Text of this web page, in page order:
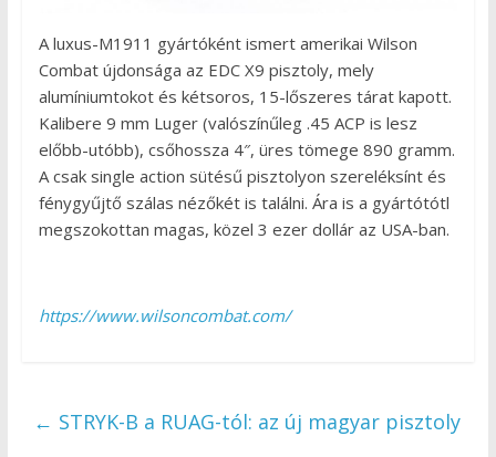
A luxus-M1911 gyártóként ismert amerikai Wilson
Combat újdonsága az EDC X9 pisztoly, mely
alumíniumtokot és kétsoros, 15-lőszeres tárat kapott.
Kalibere 9 mm Luger (valószínűleg .45 ACP is lesz
előbb-utóbb), csőhossza 4″, üres tömege 890 gramm.
A csak single action sütésű pisztolyon szereléksínt és
fénygyűjtő szálas nézőkét is találni. Ára is a gyártótótl
megszokottan magas, közel 3 ezer dollár az USA-ban.
https://www.wilsoncombat.com/
← STRYK-B a RUAG-tól: az új magyar pisztoly